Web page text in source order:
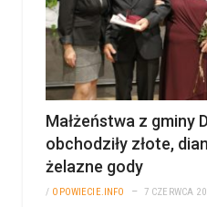
Małżeństwa z gminy
obchodziły złote,
żelazne gody
/ OPOWIECIE.INFO 7 CZERWCA